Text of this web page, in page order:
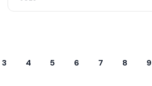
3 4 5 6 7 8 9